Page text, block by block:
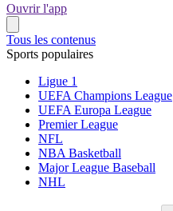
Ouvrir l'app
Tous les contenus
Sports populaires
Ligue 1
UEFA Champions League
UEFA Europa League
Premier League
NFL
NBA Basketball
Major League Baseball
NHL